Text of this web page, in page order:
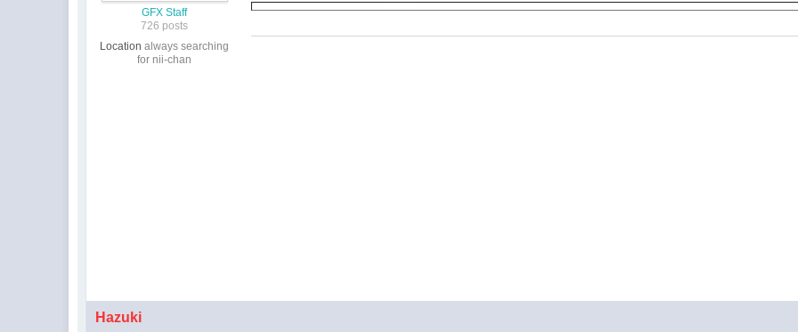
GFX Staff
726 posts
Location always searching
for nii-chan
Hazuki